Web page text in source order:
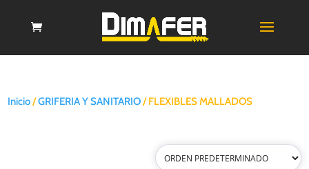
Inicio/GRIFERIA Y SANITARIO/ FLEXIBLES MALLADOS